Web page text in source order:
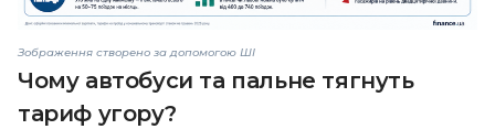
Зображення створено за допомогою ШІ
Чому автобуси та пальне тягнуть
тариф угору?